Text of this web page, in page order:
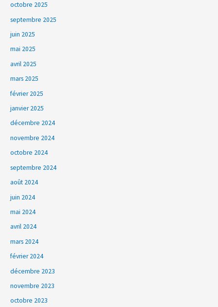
octobre 2025
septembre 2025
juin 2025
mai 2025
avril 2025
mars 2025
février 2025
janvier 2025
décembre 2024
novembre 2024
octobre 2024
septembre 2024
août 2024
juin 2024
mai 2024
avril 2024
mars 2024
février 2024
décembre 2023
novembre 2023
octobre 2023